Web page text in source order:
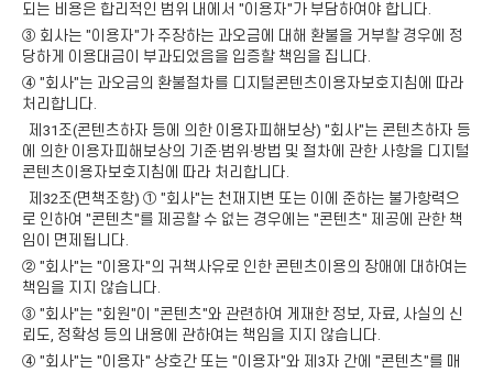
되는 비용은 합리적인 범위 내에서 "이용자"가 부담하여야 합니다.
③ 회사는 "이용자"가 주장하는 과오금에 대해 환불을 거부할 경우에 정
당하게 이용대금이 부과되었음을 입증할 책임을 집니다.
④ "회사"는 과오금의 환불절차를 디지털콘텐츠이용자보호지침에 따라
처리합니다.
제31조(콘텐츠하자 등에 의한 이용자피해보상) "회사"는 콘텐츠하자 등
에 의한 이용자피해보상의 기준·범위·방법 및 절차에 관한 사항을 디지털
콘텐츠이용자보호지침에 따라 처리합니다.
제32조(면책조항) ① "회사"는 천재지변 또는 이에 준하는 불가항력으
로 인하여 "콘텐츠"를 제공할 수 없는 경우에는 "콘텐츠" 제공에 관한 책
임이 면제됩니다.
② "회사"는 "이용자"의 귀책사유로 인한 콘텐츠이용의 장애에 대하여는
책임을 지지 않습니다.
③ "회사"는 "회원"이 "콘텐츠"와 관련하여 게재한 정보, 자료, 사실의 신
뢰도, 정확성 등의 내용에 관하여는 책임을 지지 않습니다.
④ "회사"는 "이용자" 상호간 또는 "이용자"와 제3자 간에 "콘텐츠"를 매